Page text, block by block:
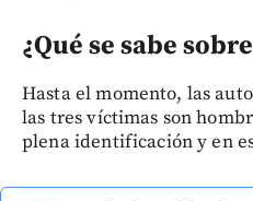
¿Qué se sabe
Hasta el momento, las
las tres víctimas son
plena identificación y en